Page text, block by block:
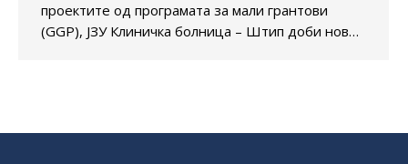
проектите од програмата за мали грантови
(GGP), ЈЗУ Клиничка болница – Штип доби нов…